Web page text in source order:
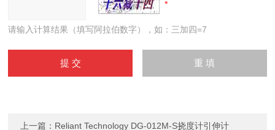
请输入计算结果（填写阿拉伯数字），如：三加四=7
上一篇： Reliant Technology DG-012M-S挠度计引伸计